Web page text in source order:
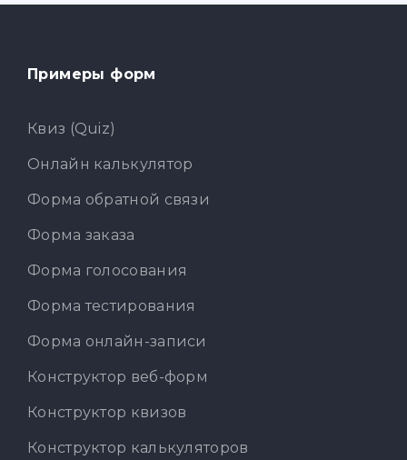
Примеры форм
Квиз (Quiz)
Онлайн калькулятор
Форма обратной связи
Форма заказа
Форма голосования
Форма тестирования
Форма онлайн-записи
Конструктор веб-форм
Конструктор квизов
Конструктор калькуляторов